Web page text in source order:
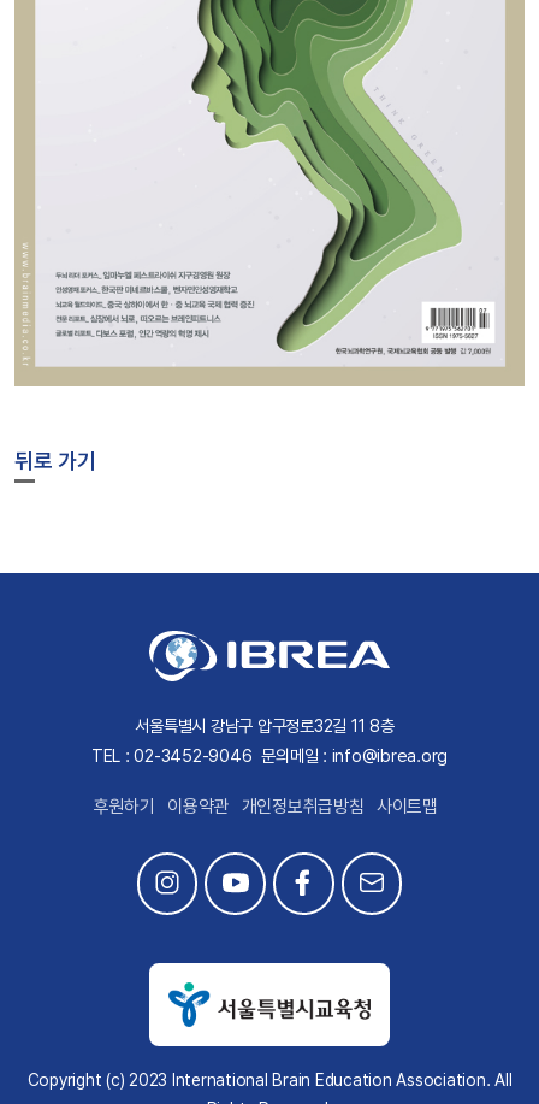
뒤로 가기
서울특별시 강남구 압구정로32길 11 8층
TEL : 02-3452-9046 문의메일 : info@ibrea.org
후원하기 이용약관 개인정보취급방침 사이트맵
Copyright (c) 2023 International Brain Education Association. All